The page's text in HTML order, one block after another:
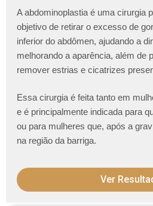
A abdominoplastia é uma cirurgia
objetivo de retirar o excesso de
inferior do abdômen, ajudando a
melhorando a aparência, além de
remover estrias e cicatrizes
Essa cirurgia é feita tanto em
e é principalmente indicada para
ou para mulheres que, após a
na região da barriga.
Ver